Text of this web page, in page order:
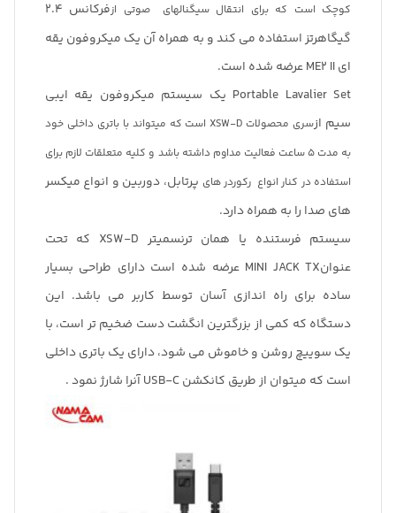
کوچک است که برای انتقال سیگنالهایصوتی از
فرکانس ۲.۴
گیگاهرتز استفاده می کند و به همراه آن یک میکروفون یقه
ای ME2 II عرضه شده است.
Portable Lavalier Set یک سیستم میکروفون یقه ایبی
سیم از
سری محصولات XSW-D است که میتواند با باتری داخلی خود
به مدت ۵ ساعت فعالیت مداوم داشته
باشدو کلیه متعلقات لازم برای
استفاده در کنار انواع رکوردر های پرتابل، دوربین و انواع میکسر
های صدا را به همراه دارد.
سیستم فرستنده یا همان ترنسمیتر XSW-D که تحت
عنوانMINI JACK TX عرضه شده است دارای طراحی بسیار
ساده برای راه اندازی آسان توسط کاربر می باشد. این
دستگاه که کمی از بزرگترین انگشت دست ضخیم تر است، با
یک سوییچ روشن و خاموش می شود، دارای یک باتری داخلی
است که میتوان از طریق کانکشن USB-C آنرا شارژ نمود .